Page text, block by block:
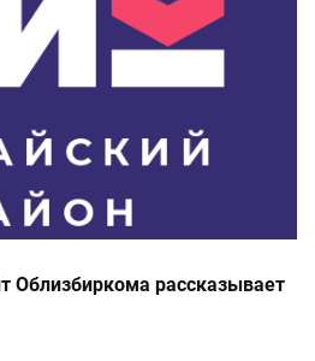
Облизбиркома рассказывает